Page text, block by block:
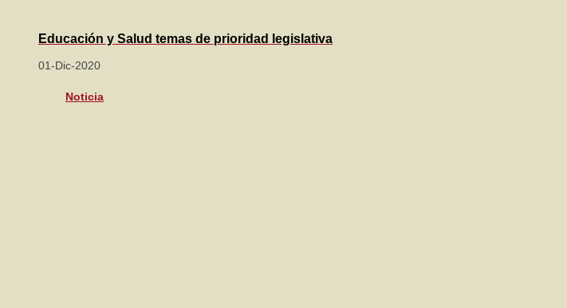
Educación y Salud temas de prioridad legislativa
01-Dic-2020
Noticia